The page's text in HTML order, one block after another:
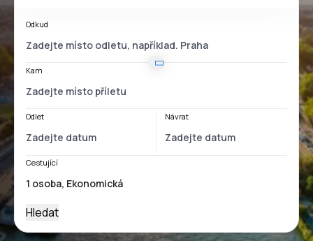
Odkud
Kam
Odlet Návrat
Cestující
Hledat